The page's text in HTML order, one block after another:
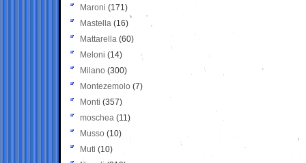
Maroni (171)
Mastella (16)
Mattarella (60)
Meloni (14)
Milano (300)
Montezemolo (7)
Monti (357)
moschea (11)
Musso (10)
Muti (10)